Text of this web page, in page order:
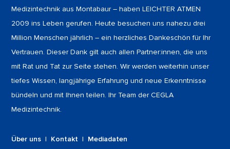
Medizintechnik aus Montabaur – haben LEICHTER ATMEN
2009 ins Leben gerufen. Heute besuchen uns nahezu drei
Million Menschen jährlich – ein herzliches Dankeschön für Ihr
Vertrauen. Dieser Dank gilt auch allen Partner:innen, die uns
mit Rat und Tat zur Seite stehen. Wir werden weiterhin unser
tiefes Wissen, langjährige Erfahrung und neue Erkenntnisse
bündeln und mit Ihnen teilen. Ihr Team der CEGLA
Medizintechnik.
Über uns | Kontakt | Mediadaten